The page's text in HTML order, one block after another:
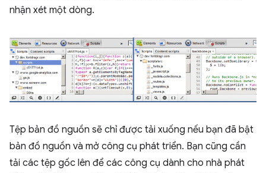
nhận xét một dòng.
Tệp bản đồ nguồn sẽ chỉ được tải xuống nếu bạn đã bật
bản đồ nguồn và mở công cụ phát triển. Bạn cũng cần
tải các tệp gốc lên để các công cụ dành cho nhà phát